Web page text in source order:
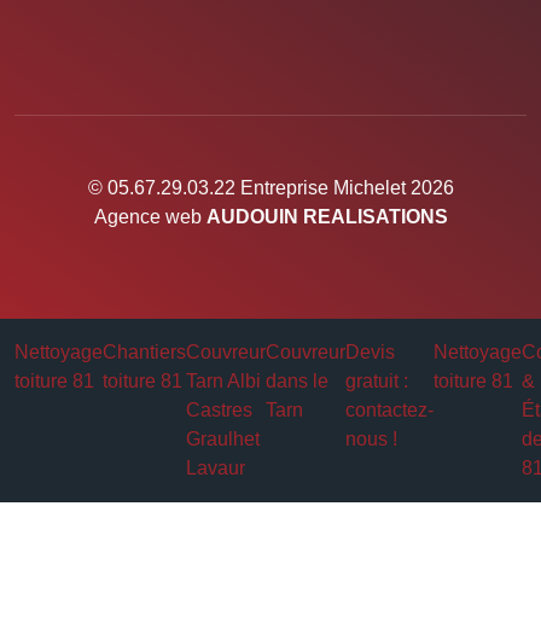
© 05.67.29.03.22 Entreprise Michelet 2026
Agence web AUDOUIN REALISATIONS
Nettoyage
toiture 81
Chantiers
toiture 81
Couvreur
Tarn Albi
Castres
Graulhet
Lavaur
Couvreur
dans le
Tarn
Devis
gratuit :
contactez-
nous !
Nettoyage
toiture 81 &